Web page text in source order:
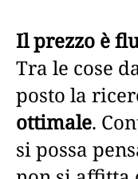
Il prezzo è
Tra le cose
posto la
ottimale.
si possa